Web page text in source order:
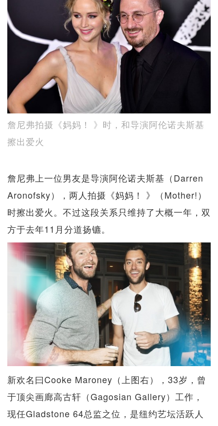
詹尼弗拍摄《妈妈！ 》时，和导演阿伦诺夫斯基
擦出爱火
詹尼弗上一位男友是导演阿伦诺夫斯基（Darren
Aronofsky），两人拍摄《妈妈！ 》（Mother!）
时擦出爱火。不过这段关系只维持了大概一年，双
方于去年11月分道扬镳。
新欢名曰Cooke Maroney（上图右），33岁，曾
于顶尖画廊高古轩（Gagosian Gallery）工作，
现任Gladstone 64总监之位，是纽约艺坛活跃人